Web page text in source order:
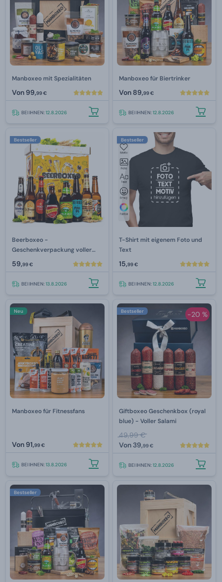
Manboxeo mit Spezialitäten
Von 99,99 €
BEI IHNEN:12.8.2026
Manboxeo für Biertrinker
Von 89,99 €
BEI IHNEN:12.8.2026
Bestseller
Beerboxeo -
Geschenkverpackung voller
Bierspezialitäten
59,99 €
BEI IHNEN:13.8.2026
Bestseller
T-Shirt mit eigenem Foto und
Text
15,99 €
BEI IHNEN:12.8.2026
Neu
Manboxeo für Fitnessfans
Von 91,99 €
BEI IHNEN:13.8.2026
-20 %
Bestseller
Giftboxeo Geschenkbox (royal
blue) - Voller Salami
49,99 €
Von39,99 €
BEI IHNEN:12.8.2026
Bestseller